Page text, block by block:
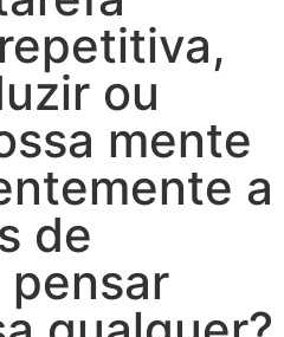
ou
mente
a
de